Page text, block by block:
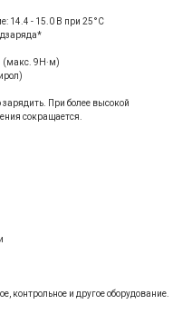
14.4 - 15.0 В при 25°С
(макс. 9Н·м)
При более высокой
сокращается.
контрольное и другое оборудование.